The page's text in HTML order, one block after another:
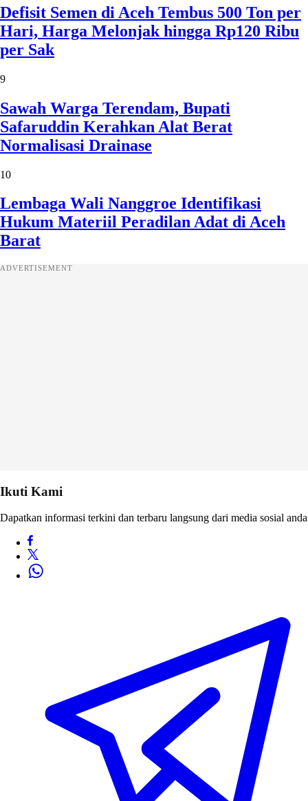
Defisit Semen di Aceh Tembus 500 Ton per
Hari, Harga Melonjak hingga Rp120 Ribu
per Sak
9
Sawah Warga Terendam, Bupati
Safaruddin Kerahkan Alat Berat
Normalisasi Drainase
10
Lembaga Wali Nanggroe Identifikasi
Hukum Materiil Peradilan Adat di Aceh
Barat
ADVERTISEMENT
Ikuti Kami
Dapatkan informasi terkini dan terbaru langsung dari media sosial anda